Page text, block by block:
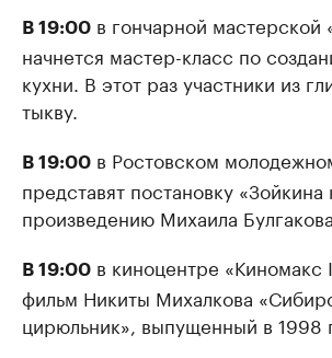
В 19:00 в гончарной мастерской
начнется мастер-класс по
кухни. В этот раз участники из
тыкву.
В 19:00 в Ростовском
представят постановку
произведению Михаила
В 19:00 в киноцентре «Киномакс
фильм Никиты Михалкова
цирюльник», выпущенный в 1998